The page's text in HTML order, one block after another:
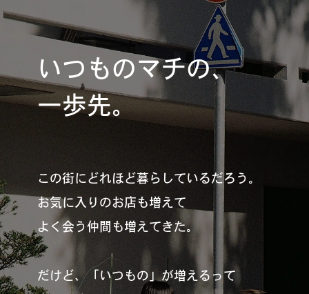
# SapporoDiscoveryRoom
#花・植物と暮らそう
#編集部の好きな店
#飛行機で行かない海外旅
いつものマチの、
一歩先。
この街にどれほど暮らしているだろう。
お気に入りのお店も増えて
よく会う仲間も増えてきた。
だけど、「いつもの」が増えるって